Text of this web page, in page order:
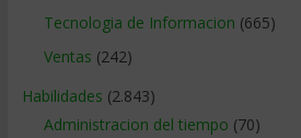
Tecnologia de Informacion (665)
Ventas (242)
Habilidades (2.843)
Administracion del tiempo (70)